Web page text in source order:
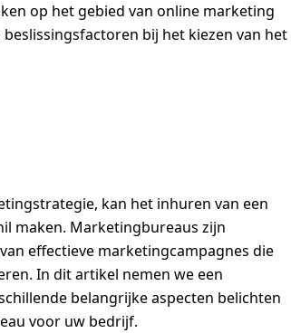
op het gebied van online marketing
bij het kiezen van het
kan het inhuren van een
maken. Marketingbureaus zijn
effectieve marketingcampagnes die
In dit artikel nemen we een
belangrijke aspecten belichten
voor uw bedrijf.